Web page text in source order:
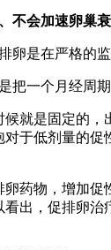
不会加速卵巢
卵是在严格的
把一个月经周
就是固定的，
于低剂量的
药物，增加
出，促排卵